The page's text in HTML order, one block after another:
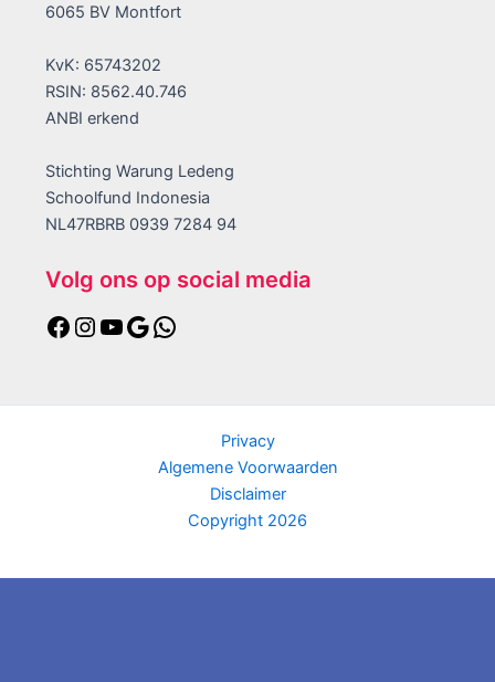
6065 BV Montfort
KvK: 65743202
RSIN: 8562.40.746
ANBI erkend
Stichting Warung Ledeng
Schoolfund Indonesia
NL47RBRB 0939 7284 94
Volg ons op social media
Privacy
Algemene Voorwaarden
Disclaimer
Copyright 2026